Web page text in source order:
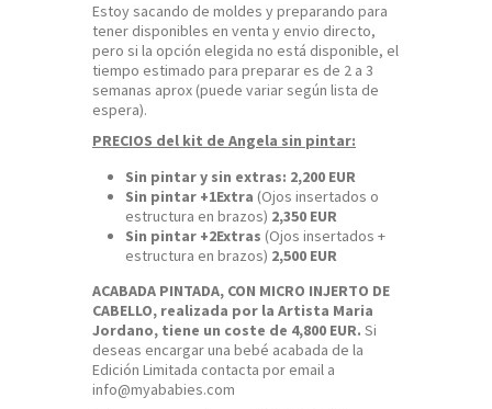
Estoy sacando de moldes y preparando para
tener disponibles en venta y envio directo,
pero si la opción elegida no está disponible, el
tiempo estimado para preparar es de 2 a 3
semanas aprox (puede variar según lista de
espera).
PRECIOS del kit de Angela sin pintar:
Sin pintar y sin extras: 2,200 EUR
Sin pintar +1Extra (Ojos insertados o
estructura en brazos) 2,350 EUR
Sin pintar +2Extras (Ojos insertados +
estructura en brazos) 2,500 EUR
ACABADA PINTADA, CON MICRO INJERTO DE
CABELLO, realizada por la Artista Maria
Jordano, tiene un coste de 4,800 EUR. Si
deseas encargar una bebé acabada de la
Edición Limitada contacta por email a
info@myababies.com